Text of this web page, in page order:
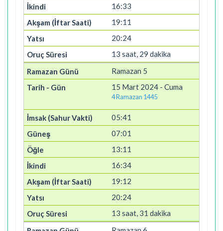
16:33
19:11
20:24
13 saat, 29 dakika
Ramazan 5
15 Mart 2024 - Cuma
4 Ramazan 1445
05:41
07:01
13:11
16:34
19:12
20:24
13 saat, 31 dakika